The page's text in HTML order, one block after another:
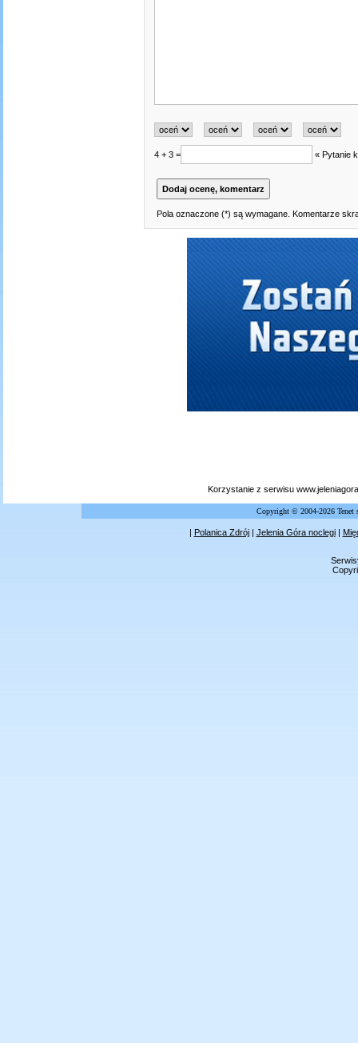
4 + 3 = « Pytanie
Pola oznaczone (*) są wymagane. Komentarze
Korzystanie z serwisu
Copyright © 2004-2026
| Polanica Zdrój| Jelenia Góra noclegi|